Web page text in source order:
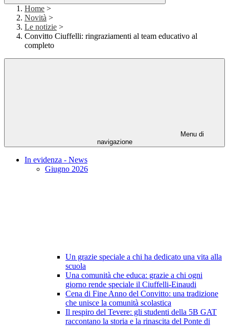
Home >
Novità >
Le notizie >
Convitto Ciuffelli: ringraziamenti al team educativo al
completo
Menu di
navigazione
In evidenza - News
Giugno 2026
Un grazie speciale a chi ha dedicato una vita alla
scuola
Una comunità che educa: grazie a chi ogni
giorno rende speciale il Ciuffelli-Einaudi
Cena di Fine Anno del Convitto: una tradizione
che unisce la comunità scolastica
Il respiro del Tevere: gli studenti della 5B GAT
raccontano la storia e la rinascita del Ponte di